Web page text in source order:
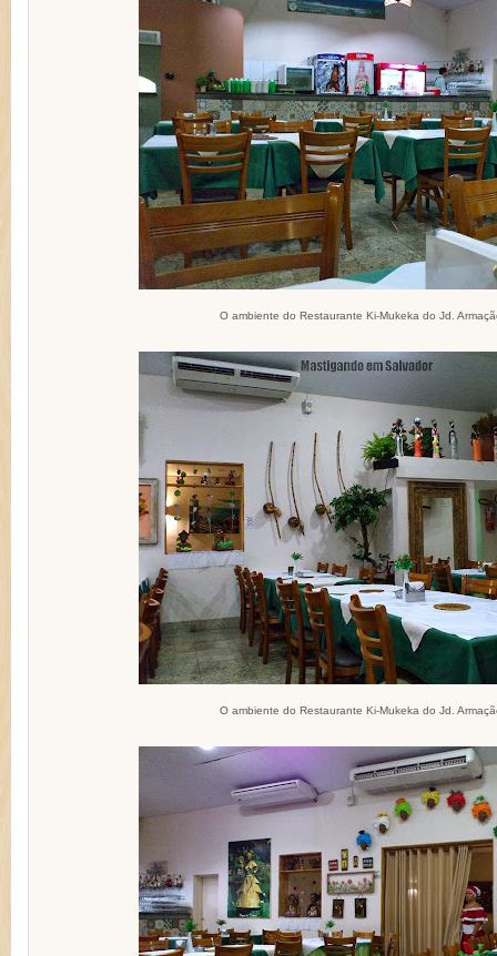
O ambiente do Restaurante Ki-Mukeka do Jd.
O ambiente do Restaurante Ki-Mukeka do Jd.